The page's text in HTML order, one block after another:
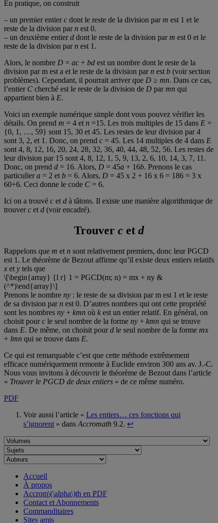
En pratique, on construit
– un premier entierc dont le reste de la division par m est 1 et le
reste de la division parn est 0.
– un deuxième entierd dont le reste de la division par m est 0 et le
reste de la division parn est 1.
Alors, le nombre D = ac + bd est un nombre dont le reste de la
division par m est a et le reste de la division parn est b (voir section
problèmes). Cependant, il pourrait arriver que D ≥ mn. Dans ce cas,
l’entier C cherché est le reste de la division de D par mn qui
appartient bien à E.
Voici un exemple numérique simple dont vous pouvez vérifier les
détails. On prend m = 4 et n =15. Les trois multiples de 15 dans E =
{0, 1, …, 59} sont 15, 30 et 45. Les restes de leur division par 4
sont 3, 2, et 1. Donc, on prend c = 45. Les 14 multiples de 4 dans E
sont 4, 8, 12, 16, 20, 24, 28, 32, 36, 40, 44, 48, 52, 56. Les restes de
leur division par 15 sont 4, 8, 12, 1, 5, 9, 13, 2, 6, 10, 14, 3, 7, 11.
Donc, on prend d = 16. Alors, D = 45a + 16b. Prenons le cas
particuliera = 2 et b = 6. Alors, D = 45 x 2 + 16 x 6 = 186 = 3 x
60+6. Ceci donne le code C = 6.
Ici on a trouvé c et d à tâtons. Il existe une manière algorithmique de
trouverc et d (voir encadré).
Trouver c et d
Rappelons que m et n sont relativement premiers, donc leur PGCD
est 1. Le théorème de Bezout affirme qu’il existe deux entiers relatifs
x et y tels que
\[\begin{array} {l r} 1 = PGCD(m; n) = mx + ny &
(^*)\end{array}\]
Prenons le nombre ny : le reste de sa division par m est 1 et le reste
de sa division parn est 0. D’autres nombres qui ont cette propriété
sont les nombres ny + kmn où k est un entier relatif. En général, on
choisit pourc le seul nombre de la forme ny + kmn qui se trouve
dans E. De même, on choisit pourd le seul nombre de la forme mx
+ lmn qui se trouve dans E.
Ce qui est remarquable c’est que cette méthode extrêmement
efficace numériquement remonte à Euclide environ 300 ans av. J.-C.
Nous vous invitons à découvrir le théorème de Bezout dans l’article
« Trouver le PGCD de deux entiers » de ce même numéro.
PDF
Voir aussi l’article « Les entiers… ces fonctions qui
s’ignorent » dans Accromath 9.2. ↩
Accueil
À propos
Accrom\(\alpha\)th en PDF
Contact et Abonnements
Commanditaires
Sites amis